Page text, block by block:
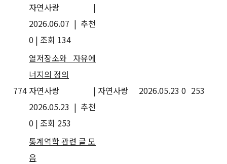
자연사랑
|
2026.06.07 | 추천
0 | 조회 134
774
열저장소와 자유에
너지의 정의
자연사랑
|
2026.05.23 | 추천
0 | 조회 253
자연사랑 2026.05.23 0 253
통계역학 관련 글 모
음